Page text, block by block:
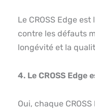
Le CROSS Edge
contre les défauts
longévité et la
4. Le CROSS
Oui, chaque